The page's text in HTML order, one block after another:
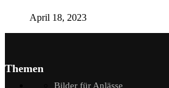
April 18, 2023
Themen
Bilder für Anlässe